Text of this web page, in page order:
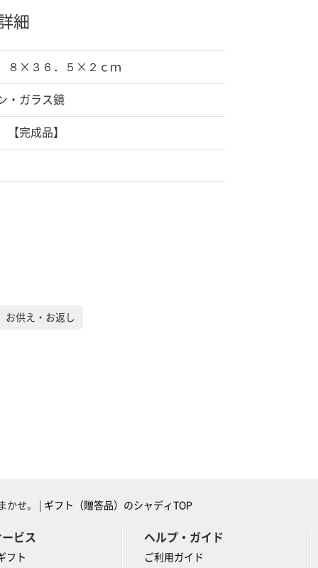
細
８×３６．５×２ｃｍ
・ガラス鏡
完成品】
お供え・お返し
かせ。 | ギフト（贈答品）のシャディTOP
ビス
フト
ヘルプ・ガイド
ご利用ガイド